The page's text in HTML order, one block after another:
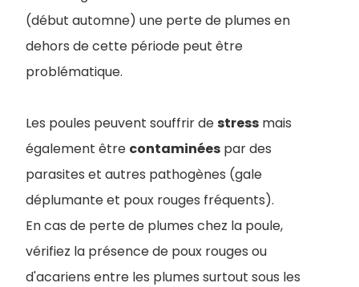
(début automne) une perte de plumes en
dehors de cette période peut être
problématique.
Les poules peuvent souffrir destress mais
également être contaminées par des
parasites et autres pathogènes (gale
déplumante et poux rouges fréquents).
En cas de perte de plumes chez la poule,
vérifiez la présence de poux rouges ou
d'acariens entre les plumes surtout sous les